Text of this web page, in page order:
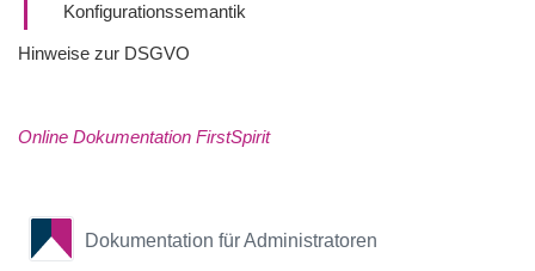
Konfigurationssemantik
Hinweise zur DSGVO
Online Dokumentation FirstSpirit
Dokumentation für Administratoren